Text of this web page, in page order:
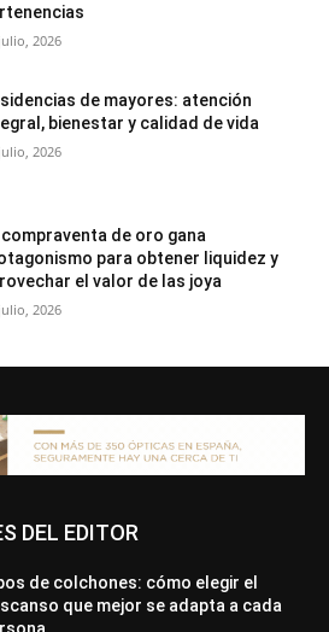
2026
de mayores: atención
bienestar y calidad de vida
2026
compraventa de oro gana
para obtener liquidez y
el valor de las joya
2026
DEL EDITOR
de colchones: cómo elegir el
que mejor se adapta a cada